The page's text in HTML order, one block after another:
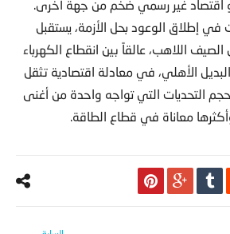
اقتصاد غير رسمي ضخم من جهة أخرى.
في إطلاق الوعود بحل الأزمة، يستقبل
اللاهب، عالقاً بين انقطاع الكهرباء
الأهلي، في معادلة اقتصادية تثقل
التحديات التي تواجه واحدة من أغنى
معاناة في قطاع الطاقة.